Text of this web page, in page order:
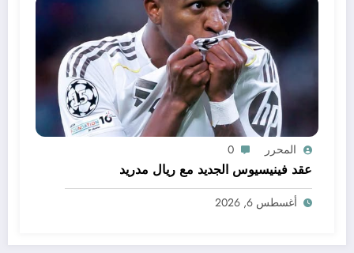
المحرر 0
عقد فينيسيوس الجديد مع ريال مدريد
أغسطس 6, 2026